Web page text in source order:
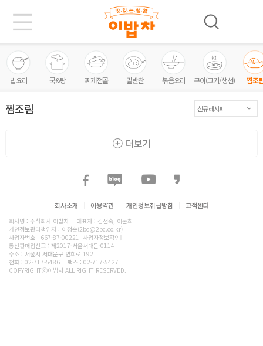
밥요리 국&탕 찌개전골 밑반찬 볶음요리 구이(고기/생선) 찜조
찜조림
더보기
회사소개 이용약관 개인정보취급방침 고객센터
회사명 : 주식회사 이밥차
대표자 : 김선숙, 이돈희
개인정보관리책임자 : 이정순(2bc@2bc.co.kr)
사업자번호 : 667-87-00221 [사업자정보확인]
통신판매업신고 : 제2017-서울서대문-0114
주소 : 서울시 서대문구 연희로 192
전화 :02-717-5486
팩스 : 02-717-5427
COPYRIGHTⓒ이밥차 ALL RIGHT RESERVED.